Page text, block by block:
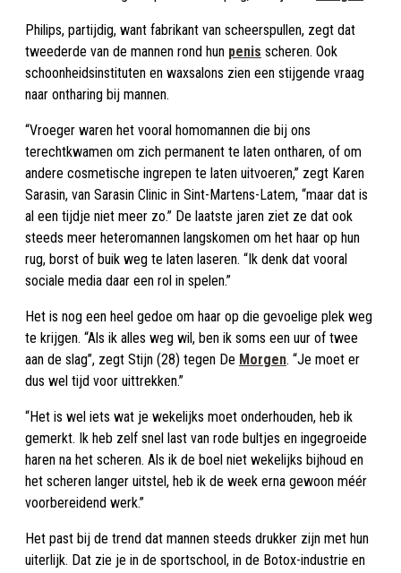
Philips, partijdig, want fabrikant van scheerspullen, zegt dat
tweederde van de mannen rond hun penis scheren. Ook
schoonheidsinstituten en waxsalons zien een stijgende vraag
naar ontharing bij mannen.
“Vroeger waren het vooral homomannen die bij ons
terechtkwamen om zich permanent te laten ontharen, of om
andere cosmetische ingrepen te laten uitvoeren,” zegt Karen
Sarasin, van Sarasin Clinic in Sint-Martens-Latem, “maar dat is
al een tijdje niet meer zo.” De laatste jaren ziet ze dat ook
steeds meer heteromannen langskomen om het haar op hun
rug, borst of buik weg te laten laseren. “Ik denk dat vooral
sociale media daar een rol in spelen.”
Het is nog een heel gedoe om haar op die gevoelige plek weg
te krijgen. “Als ik alles weg wil, ben ik soms een uur of twee
aan de slag”, zegt Stijn (28) tegen De Morgen. “Je moet er
dus wel tijd voor uittrekken.”
“Het is wel iets wat je wekelijks moet onderhouden, heb ik
gemerkt. Ik heb zelf snel last van rode bultjes en ingegroeide
haren na het scheren. Als ik de boel niet wekelijks bijhoud en
het scheren langer uitstel, heb ik de week erna gewoon méér
voorbereidend werk.”
Het past bij de trend dat mannen steeds drukker zijn met hun
uiterlijk. Dat zie je in de sportschool, in de Botox-industrie en